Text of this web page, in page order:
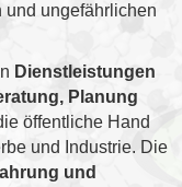
und ungefährlichen
Dienstleistungen
Planung
öffentliche Hand
und Industrie. Die
und